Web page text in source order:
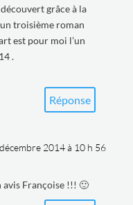
grâce à la
troisième roman
est pour moi l’un
.
Réponse
2014 à 10 h 56
Françoise !!! 🙂